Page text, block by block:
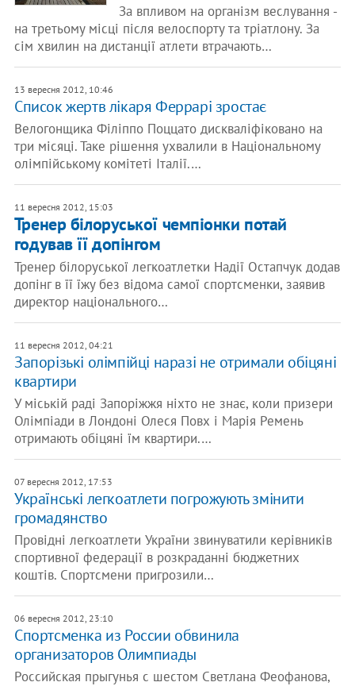
За впливом на організм веслування -
на третьому місці після велоспорту та тріатлону. За
сім хвилин на дистанції атлети втрачають…
13 вересня 2012, 10:46
Список жертв лікаря Феррарі зростає
Велогонщика Філіппо Поццато дискваліфіковано на
три місяці. Таке рішення ухвалили в Національному
олімпійському комітеті Італії.…
11 вересня 2012, 15:03
Тренер білоруської чемпіонки потай
годував її допінгом
Тренер білоруської легкоатлетки Надії Остапчук додав
допінг в її їжу без відома самої спортсменки, заявив
директор національного…
11 вересня 2012, 04:21
Запорізькі олімпійці наразі не отримали обіцяні
квартири
У міській раді Запоріжжя ніхто не знає, коли призери
Олімпіади в Лондоні Олеся Повх і Марія Ремень
отримають обіцяні їм квартири.…
07 вересня 2012, 17:53
Українські легкоатлети погрожують змінити
громадянство
Провідні легкоатлети України звинуватили керівників
спортивної федерації в розкраданні бюджетних
коштів. Спортсмени пригрозили…
06 вересня 2012, 23:10
Спортсменка из России обвинила
организаторов Олимпиады
Российская прыгунья с шестом Светлана Феофанова,